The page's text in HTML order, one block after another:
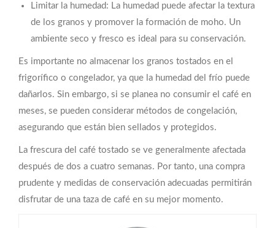
Limitar la humedad: La humedad puede afectar la textura
de los granos y promover la formación de moho. Un
ambiente seco y fresco es ideal para su conservación.
Es importante no almacenar los granos tostados en el
frigorífico o congelador, ya que la humedad del frío puede
dañarlos. Sin embargo, si se planea no consumir el café en
meses, se pueden considerar métodos de congelación,
asegurando que están bien sellados y protegidos.
La frescura del café tostado se ve generalmente afectada
después de dos a cuatro semanas. Por tanto, una compra
prudente y medidas de conservación adecuadas permitirán
disfrutar de una taza de café en su mejor momento.